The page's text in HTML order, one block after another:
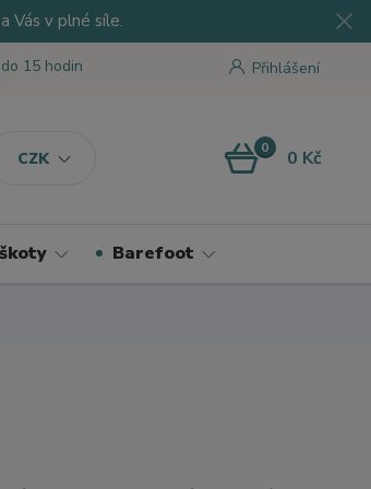
Vás v plné síle.
CZK
Přihlášení
do 15 hodin
0 0 Kč
Barefoot